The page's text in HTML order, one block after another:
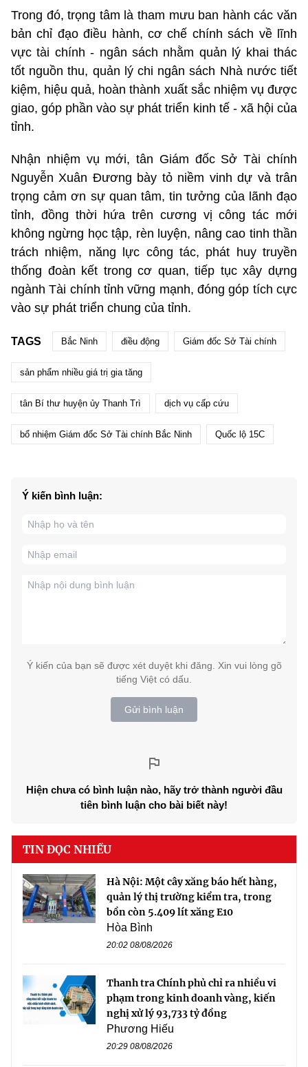
Trong đó, trọng tâm là tham mưu ban hành các văn
bản chỉ đạo điều hành, cơ chế chính sách về lĩnh
vực tài chính - ngân sách nhằm quản lý khai thác
tốt nguồn thu, quản lý chi ngân sách Nhà nước tiết
kiệm, hiệu quả, hoàn thành xuất sắc nhiệm vụ được
giao, góp phần vào sự phát triển kinh tế - xã hội của
tỉnh.
Nhận nhiệm vụ mới, tân Giám đốc Sở Tài chính
Nguyễn Xuân Đương bày tỏ niềm vinh dự và trân
trọng cảm ơn sự quan tâm, tin tưởng của lãnh đạo
tỉnh, đồng thời hứa trên cương vị công tác mới
không ngừng học tập, rèn luyện, nâng cao tinh thần
trách nhiệm, năng lực công tác, phát huy truyền
thống đoàn kết trong cơ quan, tiếp tục xây dựng
ngành Tài chính tỉnh vững mạnh, đóng góp tích cực
vào sự phát triển chung của tỉnh.
TAGS Bắc Ninh điều động Giám đốc Sở Tài chính
sản phẩm nhiều giá trị gia tăng
tân Bí thư huyện ủy Thanh Trì dịch vụ cấp cứu
bổ nhiệm Giám đốc Sở Tài chính Bắc Ninh Quốc lộ 15C
Ý kiến bình luận:
Ý kiến của bạn sẽ được xét duyệt khi đăng. Xin vui lòng gõ
tiếng Việt có dấu.
Gửi bình luận
Hiện chưa có bình luận nào, hãy trở thành người đầu
tiên bình luận cho bài biết này!
TIN ĐỌC NHIỀU
Hà Nội: Một cây xăng báo hết hàng,
quản lý thị trường kiểm tra, trong
bồn còn 5.409 lít xăng E10
Hòa Bình
20:02 08/08/2026
Thanh tra Chính phủ chỉ ra nhiều vi
phạm trong kinh doanh vàng, kiến
nghị xử lý 93,733 tỷ đồng
Phương Hiếu
20:29 08/08/2026